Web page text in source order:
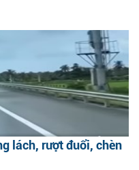
lách, rượt đuổi, chèn